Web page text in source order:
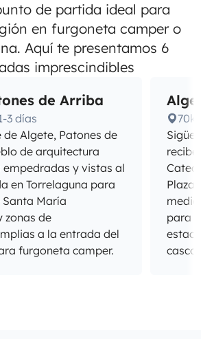
de partida ideal para
en furgoneta camper o
Aquí te presentamos 6
imprescindibles
de Arriba
3 días
Algete, Patones de
de arquitectura
empedradas y vistas al
en Torrelaguna para
María
zonas de
a la entrada del
furgoneta camper.
Plaza
para
casco